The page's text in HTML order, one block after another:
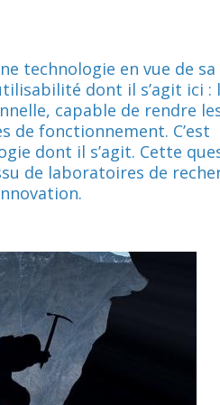
technologie en vue de sa
dont il s’agit ici :
capable de rendre
de fonctionnement. C’est
dont il s’agit. Cette
de laboratoires de